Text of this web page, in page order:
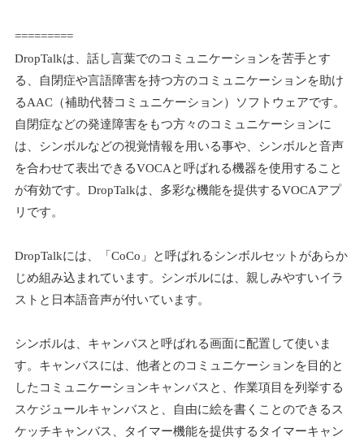
=========
DropTalkは、話し言葉でのコミュニケーションを苦手とす
る、自閉症や言語障害を持つ方のコミュニケーションを助け
るAAC（補助代替コミュニケーション）ソフトウェアです。
自閉症などの発達障害をもつ方々のコミュニケーションに
は、シンボルなどの視覚情報を用いる事や、シンボルと音声
を合わせて表出できるVOCAと呼ばれる機器を使用すること
が有効です。DropTalkは、多彩な機能を提供するVOCAアプ
リです。
DropTalkには、「CoCo」と呼ばれるシンボルセットがあらか
じめ組み込まれています。シンボルには、親しみやすいイラ
ストと日本語音声が付いています。
シンボルは、キャンバスと呼ばれる画面に配置して使いま
す。キャンバスには、他者とのコミュニケーションを目的と
したコミュニケーションキャンバスと、作業項目を列挙する
スケジュールキャンバスと、自由に絵を書くことのできるス
ケッチキャンバス、タイマー機能を提供するタイマーキャン